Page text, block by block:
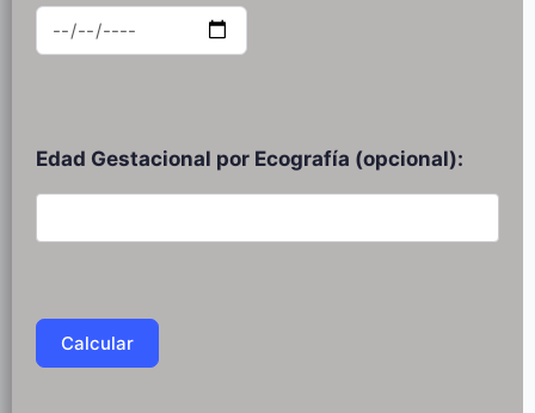
Edad Gestacional por Ecografía (opcional):